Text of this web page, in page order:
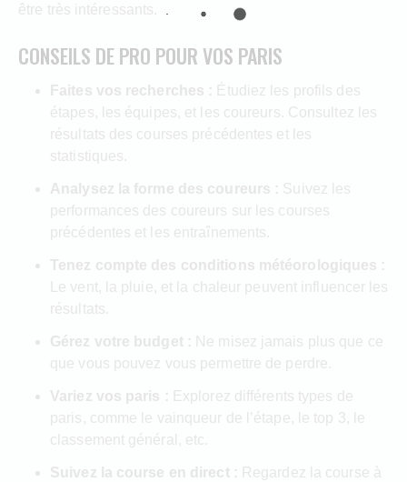
être très intéressants.
CONSEILS DE PRO POUR VOS PARIS
Faites vos recherches : Étudiez les profils des
étapes, les équipes, et les coureurs. Consultez les
résultats des courses précédentes et les
statistiques.
Analysez la forme des coureurs : Suivez les
performances des coureurs sur les courses
précédentes et les entraînements.
Tenez compte des conditions météorologiques :
Le vent, la pluie, et la chaleur peuvent influencer les
résultats.
Gérez votre budget :
Ne misez jamais plus que ce
que vous pouvez vous permettre de perdre.
Variez vos paris : Explorez différents types de
paris, comme le vainqueur de l’étape, le top 3, le
classement général, etc.
Suivez la course en direct : Regardez la course à